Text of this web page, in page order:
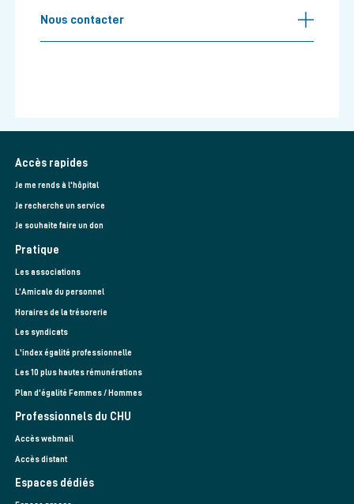
Nous contacter
Accès rapides
Je me rends à l'hôpital
Je recherche un service
Je souhaite faire un don
Pratique
Les associations
L’Amicale du personnel
Horaires de la trésorerie
Les syndicats
L'index égalité professionnelle
Les 10 plus hautes rémunérations
Plan d'égalité Femmes / Hommes
Professionnels du CHU
Accès webmail
Accès distant
Espaces dédiés